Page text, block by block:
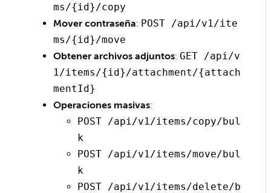
ms/{id}/copy
Mover contraseña: POST /api/v1/ite
ms/{id}/move
Obtener archivos adjuntos: GET /api/v
1/items/{id}/attachment/{attach
mentId}
Operaciones masivas:
POST /api/v1/items/copy/bul
k
POST /api/v1/items/move/bul
k
POST /api/v1/items/delete/b